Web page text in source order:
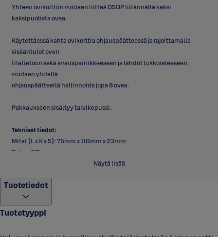
Yhteen ovikorttiin voidaan liittää OSDP liitännällä kaksi
kaksipuolista ovea.
Käytettäessä kahta ovikorttia ohjauspäätteessä ja rajoittamalla
sisääntulot oven
tilatietoon sekä avauspainikkeeseen ja lähdöt lukkoreleeseen,
voidaan yhdellä
ohjauspäätteellä hallinnoida jopa 8 ovea.
Pakkaukseen sisältyy tarvikepussi.
Tekniset tiedot:
Mitat (L x K x S): 75mm x 110mm x 23mm
Paino: 115 g
Kotelo ja luokka: riippuu käytetystä kotelosta
Tehonkulutus: 24VDC / 100mA (ilman ulkopuolisia kuormia)
Liitännät:
Tehonsyöttö (PWR OUT): 2 kpl +24VDC (lukolle), 1,25A
Näytä lisää
Tuotetiedot
Tuotetyyppi